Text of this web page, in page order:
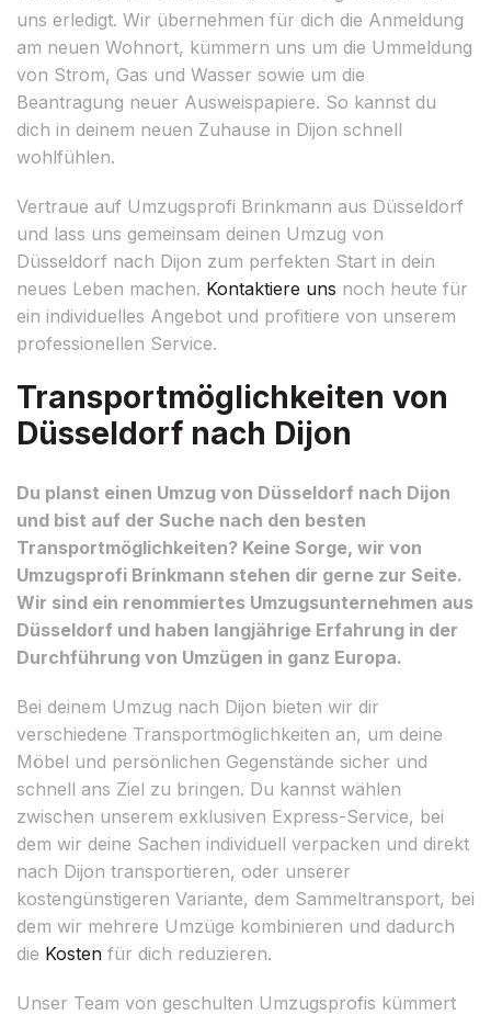
uns erledigt. Wir übernehmen für dich die Anmeldung
am neuen Wohnort, kümmern uns um die Ummeldung
von Strom, Gas und Wasser sowie um die
Beantragung neuer Ausweispapiere. So kannst du
dich in deinem neuen Zuhause in Dijon schnell
wohlfühlen.
Vertraue auf Umzugsprofi Brinkmann aus Düsseldorf
und lass uns gemeinsam deinen Umzug von
Düsseldorf nach Dijon zum perfekten Start in dein
neues Leben machen. Kontaktiere uns noch heute für
ein individuelles Angebot und profitiere von unserem
professionellen Service.
Transportmöglichkeiten von
Düsseldorf nach Dijon
Du planst einen Umzug von Düsseldorf nach Dijon
und bist auf der Suche nach den besten
Transportmöglichkeiten? Keine Sorge, wir von
Umzugsprofi Brinkmann stehen dir gerne zur Seite.
Wir sind ein renommiertes Umzugsunternehmen aus
Düsseldorf und haben langjährige Erfahrung in der
Durchführung von Umzügen in ganz Europa.
Bei deinem Umzug nach Dijon bieten wir dir
verschiedene Transportmöglichkeiten an, um deine
Möbel und persönlichen Gegenstände sicher und
schnell ans Ziel zu bringen. Du kannst wählen
zwischen unserem exklusiven Express-Service, bei
dem wir deine Sachen individuell verpacken und direkt
nach Dijon transportieren, oder unserer
kostengünstigeren Variante, dem Sammeltransport, bei
dem wir mehrere Umzüge kombinieren und dadurch
die Kosten für dich reduzieren.
Unser Team von geschulten Umzugsprofis kümmert